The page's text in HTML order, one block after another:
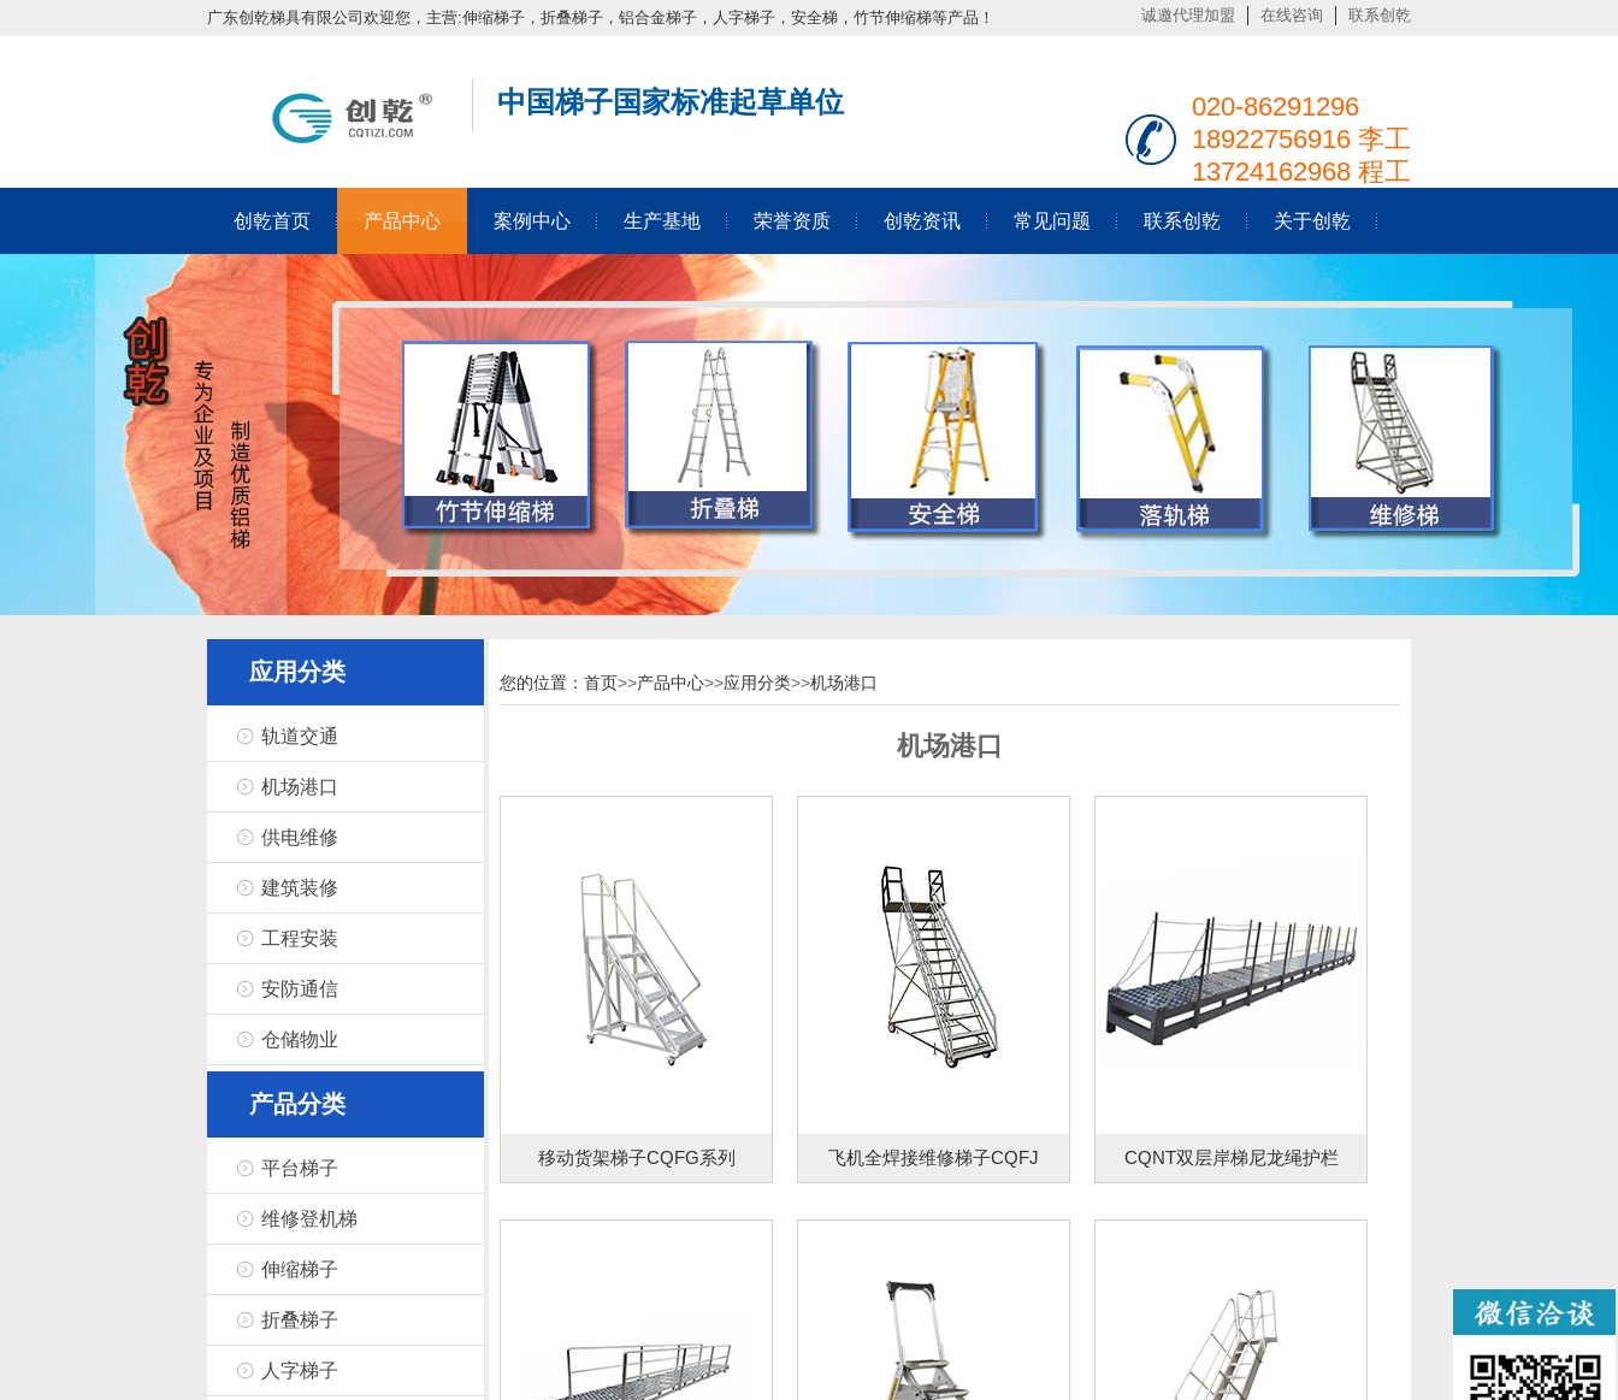
广东创乾梯具有限公司欢迎您，主营:伸缩梯子，折叠梯子，铝合金梯子，人字梯子，安全梯，竹节伸缩梯等产品！ 诚邀代理加盟 在线咨询 联系创乾
中国梯子国家标准起草单位
020-86291296
18922756916 李工
13724162968 程工
创乾首页 产品中心 案例中心 生产基地 荣誉资质 创乾资讯 常见问题 联系创乾 关于创乾
在线留言
应用分类
轨道交通
机场港口
供电维修
建筑装修
工程安装
安防通信
仓储物业
产品分类
平台梯子
维修登机梯
伸缩梯子
折叠梯子
人字梯子
您的位置： 首页>>产品中心>>应用分类>>机场港口
机场港口
移动货架梯子CQFG系列 飞机全焊接维修梯子CQFJ CQNT双层岸梯尼龙绳护栏